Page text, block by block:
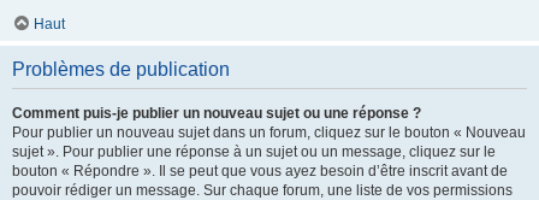
Haut
Problèmes de publication
Comment puis-je publier un nouveau sujet ou une réponse ?
Pour publier un nouveau sujet dans un forum, cliquez sur le bouton « Nouveau
sujet ». Pour publier une réponse à un sujet ou un message, cliquez sur le
bouton « Répondre ». Il se peut que vous ayez besoin d’être inscrit avant de
pouvoir rédiger un message. Sur chaque forum, une liste de vos permissions